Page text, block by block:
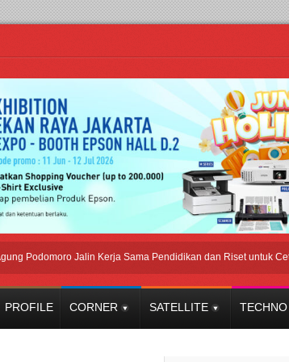
Jalin Kerja Sama Pendidikan dan Riset untuk Cetak
PROFILE CORNER SATELLITE TECHNO